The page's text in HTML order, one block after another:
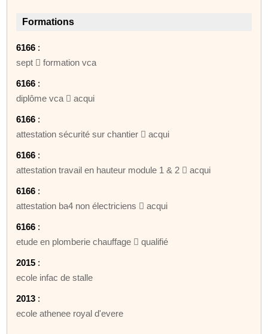
Formations
6166 :
sept  formation vca
6166 :
diplôme vca  acqui
6166 :
attestation sécurité sur chantier  acqui
6166 :
attestation travail en hauteur module 1 & 2  acqui
6166 :
attestation ba4 non électriciens  acqui
6166 :
etude en plomberie chauffage  qualifié
2015 :
ecole infac de stalle
2013 :
ecole athenee royal d'evere